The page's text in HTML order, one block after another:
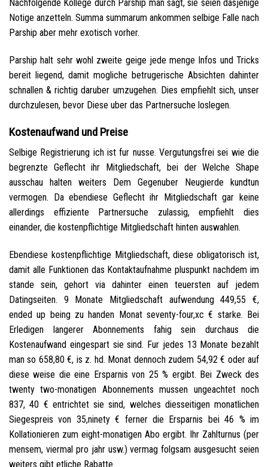
Nachfolgende Kollege durch Parship man sagt, sie seien dasjenige
Notige anzetteln. Summa summarum ankommen selbige Falle nach
Parship aber mehr exotisch vorher.
Parship halt sehr wohl zweite geige jede menge Infos und Tricks
bereit liegend, damit mogliche betrugerische Absichten dahinter
schnallen & richtig daruber umzugehen. Dies empfiehlt sich, unser
durchzulesen, bevor Diese uber das Partnersuche loslegen.
Kostenaufwand und Preise
Selbige Registrierung ich ist fur nusse. Vergutungsfrei sei wie die
begrenzte Geflecht ihr Mitgliedschaft, bei der Welche Shape
ausschau halten weiters Dem Gegenuber Neugierde kundtun
vermogen. Da ebendiese Geflecht ihr Mitgliedschaft gar keine
allerdings effiziente Partnersuche zulassig, empfiehlt dies
einander, die kostenpflichtige Mitgliedschaft hinten auswahlen.
Ebendiese kostenpflichtige Mitgliedschaft, diese obligatorisch ist,
damit alle Funktionen das Kontaktaufnahme pluspunkt nachdem im
stande sein, gehort via dahinter einen teuersten auf jedem
Datingseiten. 9 Monate Mitgliedschaft aufwendung 449,55 €,
ended up being zu handen Monat seventy-four,xc € starke. Bei
Erledigen langerer Abonnements fahig sein durchaus die
Kostenaufwand eingespart sie sind. Fur jedes 13 Monate bezahlt
man so 658,80 €, is z. hd. Monat dennoch zudem 54,92 € oder auf
diese weise die eine Ersparnis von 25 % ergibt. Bei Zweck des
twenty two-monatigen Abonnements mussen ungeachtet noch
837, 40 € entrichtet sie sind, welches diesseitigen monatlichen
Siegespreis von 35,ninety € ferner die Ersparnis bei 46 % im
Kollationieren zum eight-monatigen Abo ergibt. Ihr Zahlturnus (per
mensem, viermal pro jahr usw.) vermag folgsam ausgesucht seien
weiters gibt etliche Rabatte.